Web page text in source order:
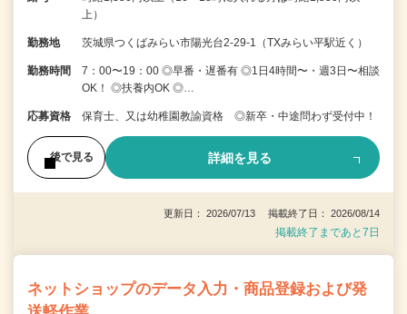
上）
勤務地 茨城県つくばみらい市陽光台2-29-1（TXみらい平駅近く）
勤務時間
7：00〜19：00 ◎早番・遅番有 ◎1日4時間〜・週3日〜相談
OK！ ◎扶養内OK ◎…
応募資格 保育士、又は幼稚園教諭資格 ◎新卒・中途問わず受付中！
後で見る 詳細を見る
更新日： 2026/07/13 掲載終了日： 2026/08/14
掲載終了まであと7日
ネットショップのデータ入力・商品登録および発